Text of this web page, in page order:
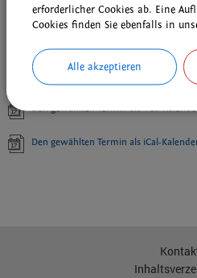
Wiederkehrende Termine der
kirchlichen Einrichtungen
Downloads
Den gewählten Termin als VCS-
Den gewählten Termin als iCal-
erforderlicher Cookies ab. Eine
Cookies finden Sie ebenfalls in
Alle akzeptieren